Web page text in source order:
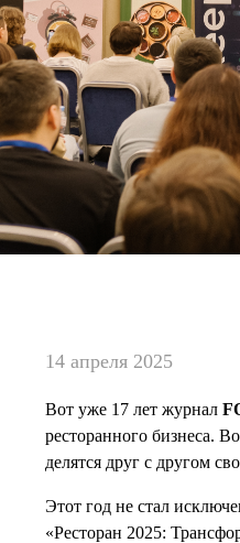
14 апреля 2025
Вот уже 17 лет журнал
ресторанного бизнеса.
делятся друг с другом
Этот год не стал
«Ресторан 2025: